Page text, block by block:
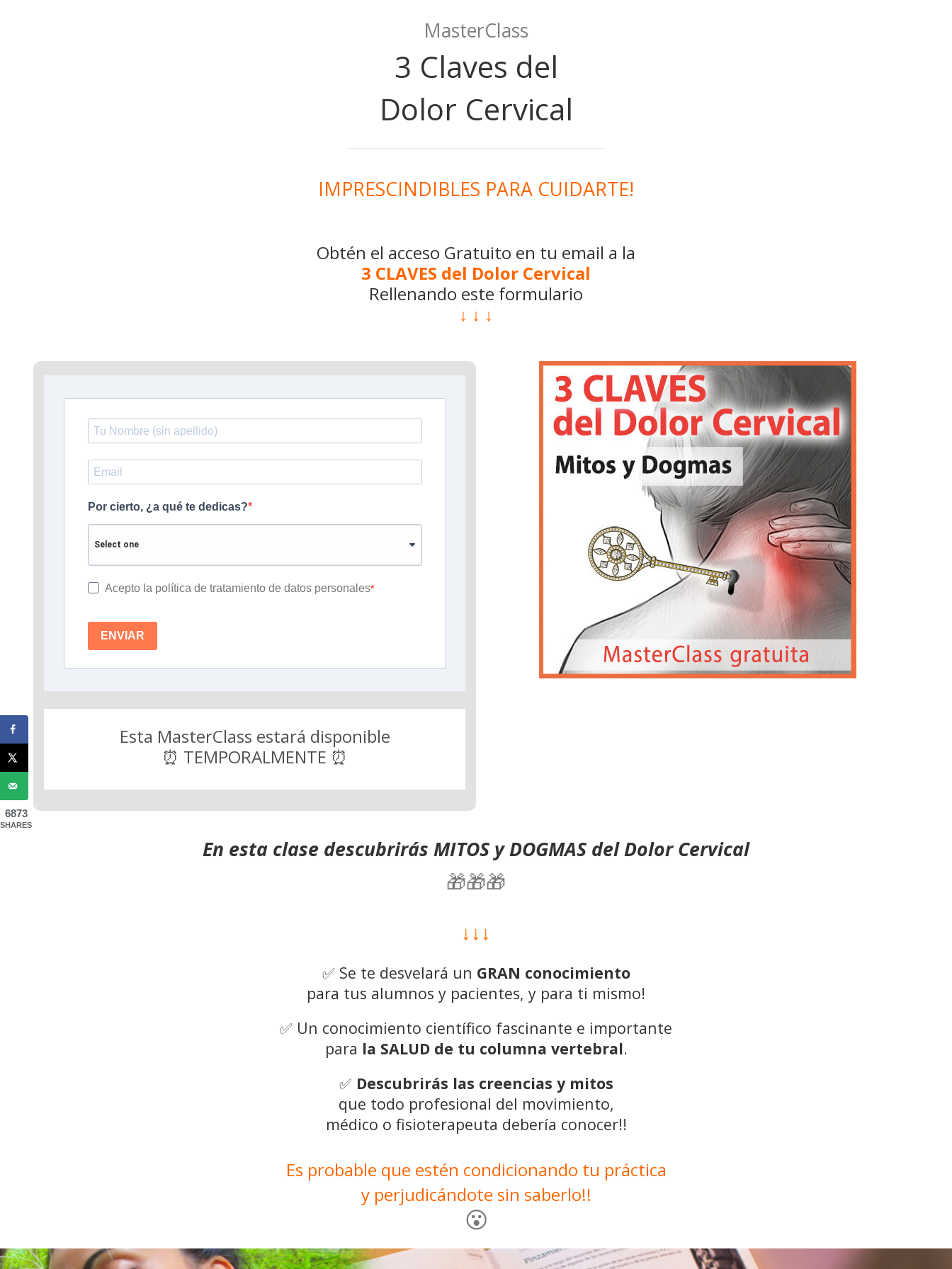
MasterClass
3 Claves del
Dolor Cervical
IMPRESCINDIBLES PARA CUIDARTE!
Obtén el acceso Gratuito en tu email a la
3 CLAVES del Dolor Cervical
Rellenando este formulario
↓ ↓ ↓
Por cierto, ¿a qué te dedicas?
Acepto la política de tratamiento de datos personales
ENVIAR
Esta MasterClass estará disponible
⏰ TEMPORALMENTE ⏰
En esta clase descubrirás MITOS y DOGMAS del Dolor Cervical
🎁🎁🎁
↓↓↓
✅ Se te desvelará un GRAN conocimiento
para tus alumnos y pacientes, y para ti mismo!
✅ Un conocimiento científico fascinante e importante
para la SALUD de tu columna vertebral.
✅ Descubrirás las creencias y mitos
que todo profesional del movimiento,
médico o fisioterapeuta debería conocer!!
Es probable que estén condicionando tu práctica
y perjudicándote sin saberlo!!
😮
6873
SHARES